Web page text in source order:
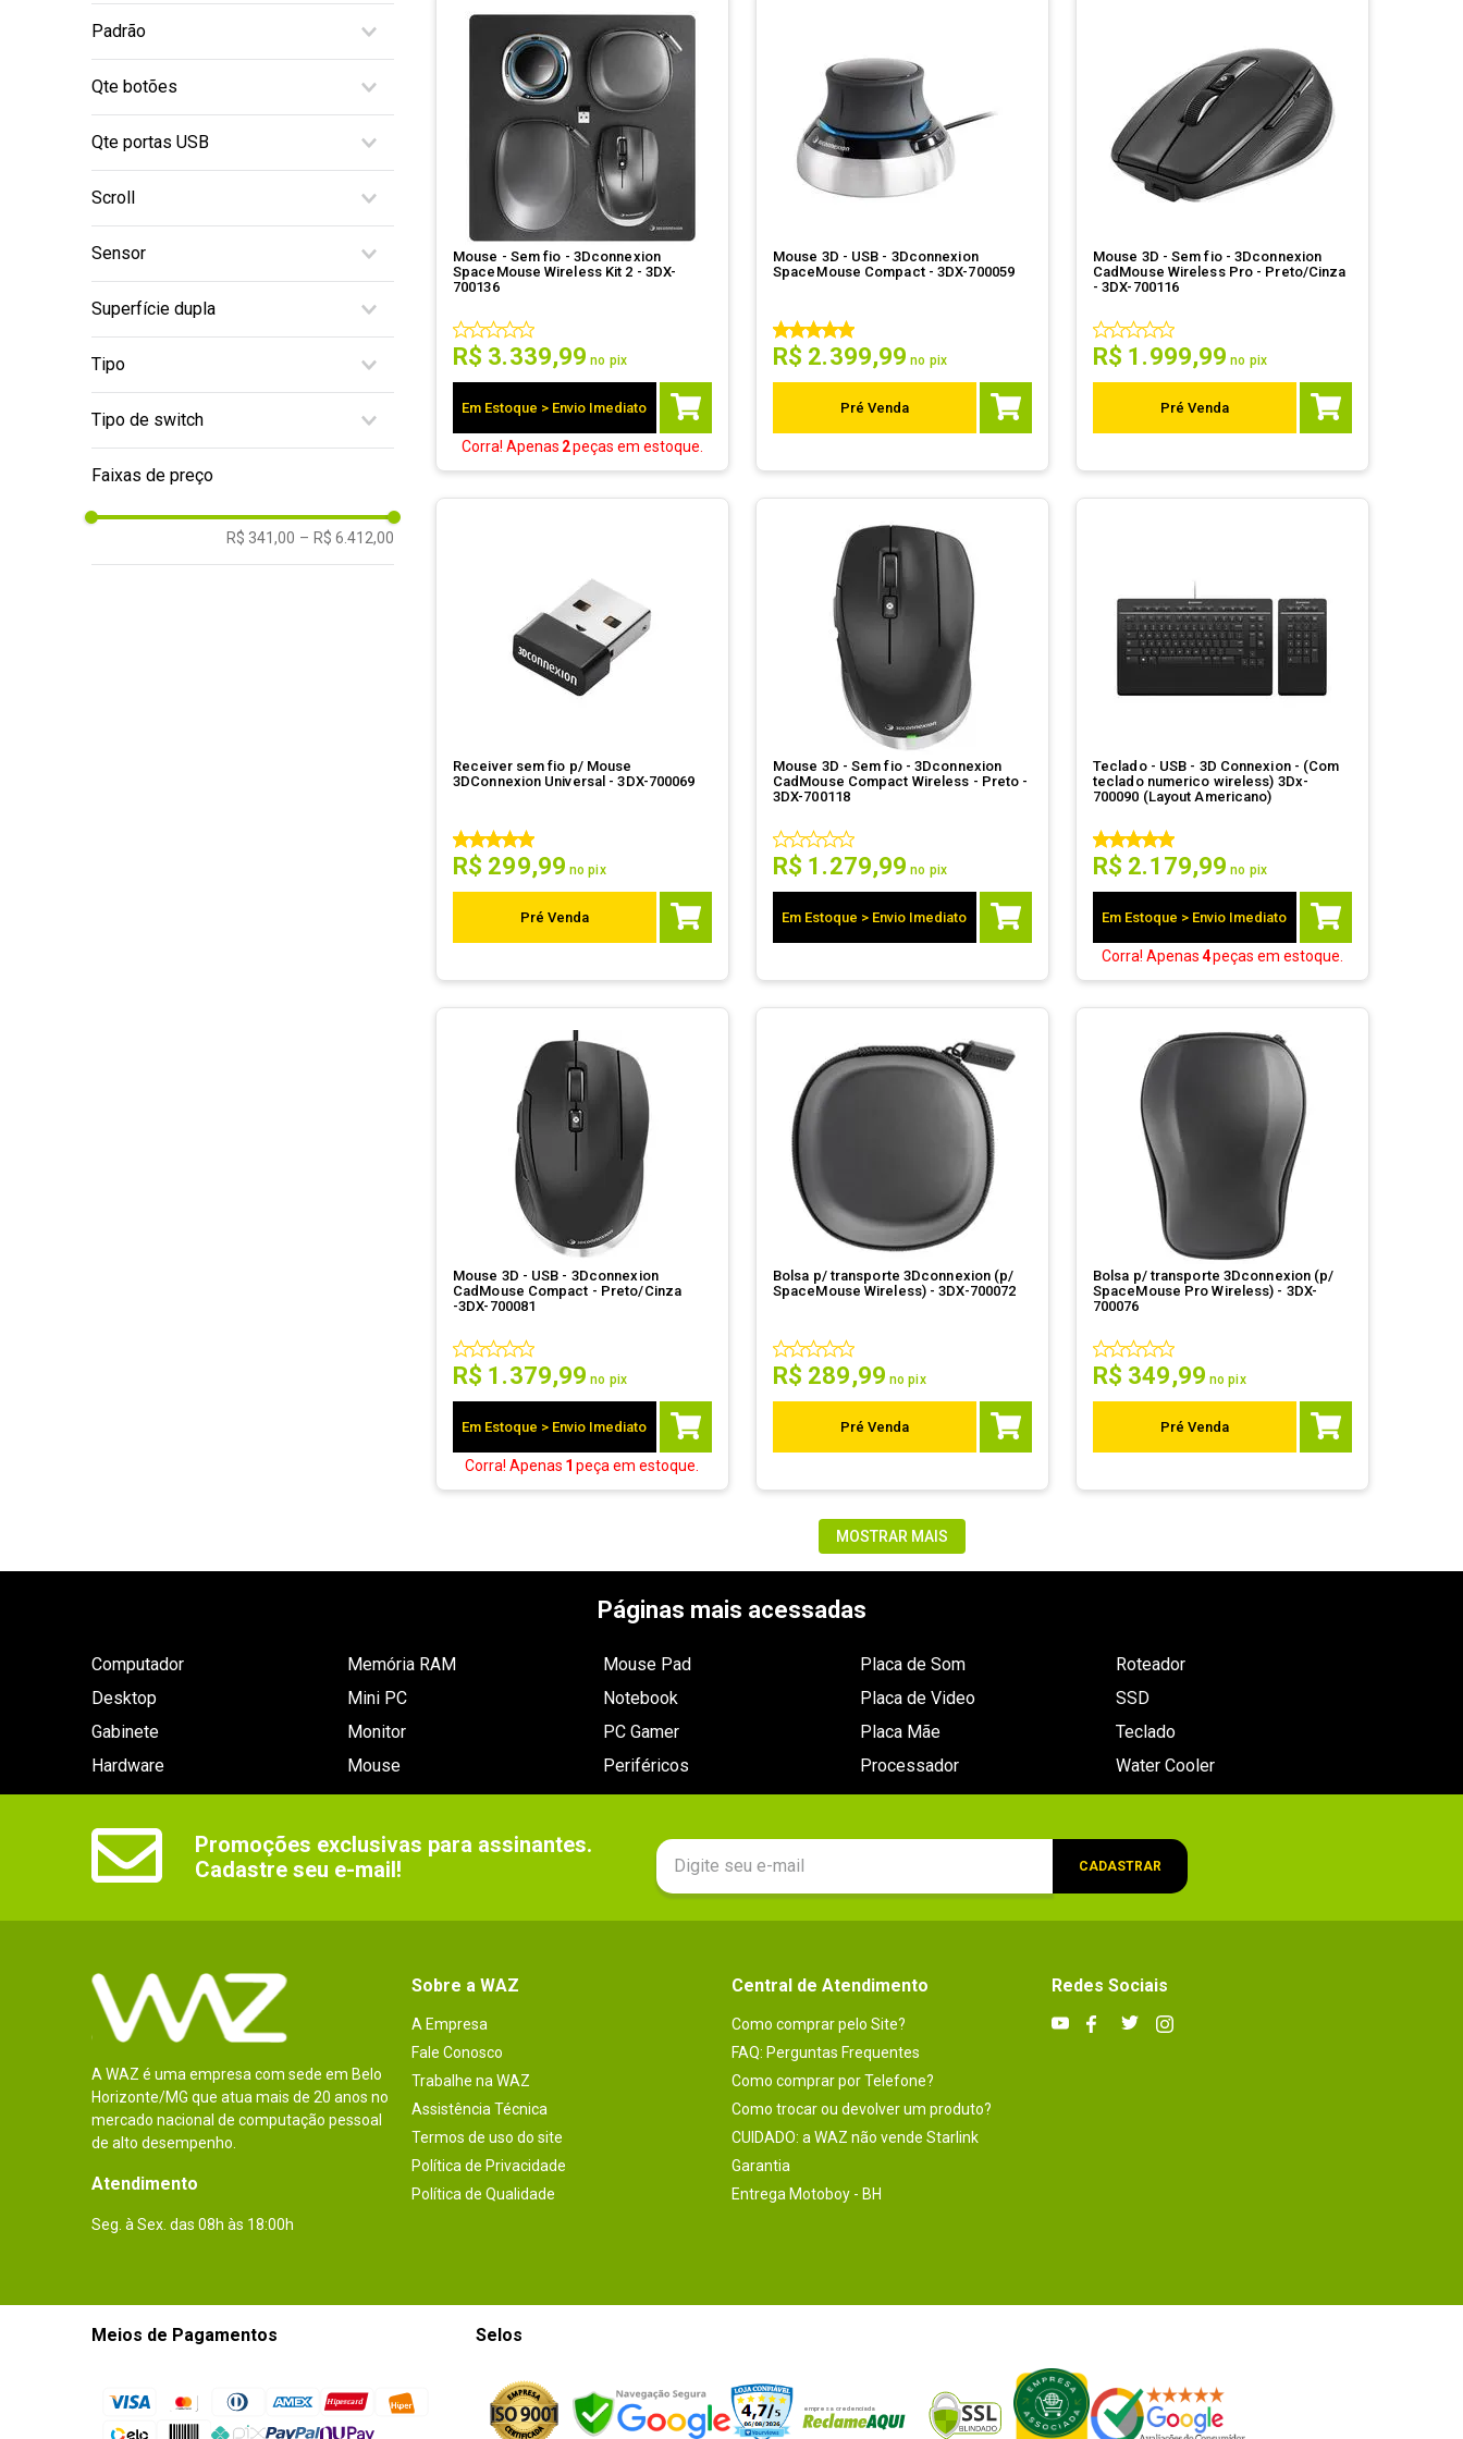
Padrão
Qte botões
7
15
Qte portas USB
Scroll
Vertical e horizontal
Sensor
Laser
Superfície dupla
Tipo
Flexível
Tipo de switch
Faixas de preço
R$ 341,00 – R$ 6.412,00
Mouse - Sem fio - 3Dconnexion
SpaceMouse Wireless Kit 2 - 3DX-
700136
R$ 3.339,99 no pix
Em Estoque > Envio Imediato
Corra! Apenas 2peças em estoque.
Mouse 3D - USB - 3Dconnexion
SpaceMouse Compact - 3DX-700059
R$ 2.399,99 no pix
Pré Venda
Mouse 3D - Sem fio - 3Dconnexion
CadMouse Wireless Pro - Preto/Cinza
- 3DX-700116
R$ 1 .999,99 no pix
Pré Venda
Receiver sem fio p/ Mouse
3DConnexion Universal - 3DX-700069
R$ 299,99 no pix
Pré Venda
Mouse 3D - Sem fio - 3Dconnexion
CadMouse Compact Wireless - Preto -
3DX-700118
R$ 1 .279,99 no pix
Em Estoque > Envio Imediato
Teclado - USB - 3D Connexion - (Com
teclado numerico wireless) 3Dx-
700090 (Layout Americano)
R$ 2.179,99 no pix
Em Estoque > Envio Imediato
Corra! Apenas4peças em estoque.
Mouse 3D - USB - 3Dconnexion
CadMouse Compact - Preto/Cinza
-3DX-700081
R$ 1 .379,99 no pix
Em Estoque > Envio Imediato
Corra! Apenas 1 peça em estoque.
Bolsa p/ transporte 3Dconnexion (p/
SpaceMouse Wireless) - 3DX-700072
R$ 289,99 no pix
Pré Venda
Bolsa p/ transporte 3Dconnexion (p/
SpaceMouse Pro Wireless) - 3DX-
700076
R$ 349,99 no pix
Pré Venda
MOSTRAR MAIS
Páginas mais acessadas
Computador
Desktop
Gabinete
Hardware
Memória RAM
Mini PC
Monitor
Mouse
Mouse Pad
Notebook
PC Gamer
Periféricos
Placa de Som
Placa de Video
Placa Mãe
Processador
Roteador
SSD
Teclado
Water Cooler
Promoções exclusivas para assinantes.
Cadastre seu e-mail!
CADASTRAR
A WAZ é uma empresa com sede em Belo
Horizonte/MG que atua mais de 20 anos no
mercado nacional de computação pessoal
de alto desempenho.
Atendimento
Seg. à Sex. das 08h às 18:00h
Sobre a WAZ
A Empresa
Fale Conosco
Trabalhe na WAZ
Assistência Técnica
Termos de uso do site
Política de Privacidade
Política de Qualidade
Central de Atendimento
Como comprar pelo Site?
FAQ: Perguntas Frequentes
Como comprar por Telefone?
Como trocar ou devolver um produto?
CUIDADO: a WAZ não vende Starlink
Garantia
Entrega Motoboy - BH
Redes Sociais
Meios de Pagamentos Selos